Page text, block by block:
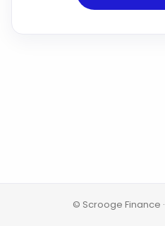
© Scrooge Finance ·